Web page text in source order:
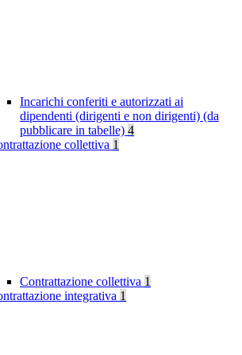
Incarichi conferiti e autorizzati ai
dipendenti (dirigenti e non dirigenti) (da
pubblicare in tabelle) 4
collettiva 1
Contrattazione collettiva 1
integrativa 1